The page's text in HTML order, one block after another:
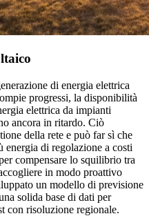
di energia elettrica
progressi, la disponibilità
elettrica da impianti
ancora in ritardo. Ciò
della rete e può far sì che
energia di regolazione a costi
compensare lo squilibrio tra
in modo proattivo
un modello di previsione
solida base di dati per
con risoluzione regionale.